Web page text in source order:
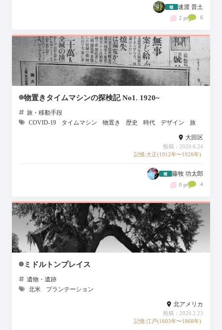
速渡 普土
2 pt 6
物置きタイムマシンの探検記 No1. 1920~
旅・移動手段
COVID-19
タイムマシン 物置き 歴史 時代 デザイン 旅
大田区
投稿：2020.6.24
記憶:大正(1912年〜1926年)
藤牧 功太郎
0 pt 4
ミドルトンプレイス
遺物・遺跡
北米
プランテーション
北アメリカ
投稿：2020.2.23
記憶:江戸(1603年〜1868年)